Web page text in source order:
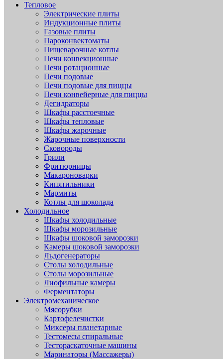
Тепловое
Электрические плиты
Индукционные плиты
Газовые плиты
Пароконвектоматы
Пищеварочные котлы
Печи конвекционные
Печи ротационные
Печи подовые
Печи подовые для пиццы
Печи конвейерные для пиццы
Дегидраторы
Шкафы расстоечные
Шкафы тепловые
Шкафы жарочные
Жарочные поверхности
Сковороды
Грили
Фритюрницы
Макароноварки
Кипятильники
Мармиты
Котлы для шоколада
Холодильное
Шкафы холодильные
Шкафы морозильные
Шкафы шоковой заморозки
Камеры шоковой заморозки
Льдогенераторы
Столы холодильные
Столы морозильные
Лиофильные камеры
Ферментаторы
Электромеханическое
Мясорубки
Картофелечистки
Миксеры планетарные
Тестомесы спиральные
Тестораскаточные машины
Маринаторы (Массажеры)